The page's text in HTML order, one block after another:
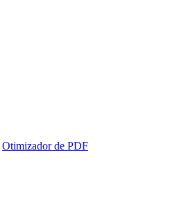
Otimizador de PDF